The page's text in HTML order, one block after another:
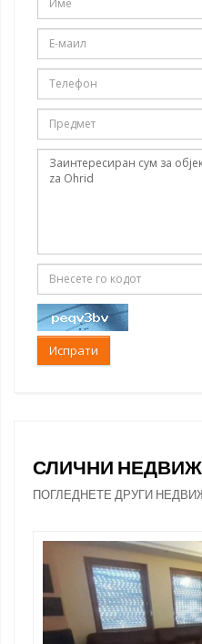
Испрати
СЛИЧНИ
ПОГЛЕДНЕТЕ ДРУГИ